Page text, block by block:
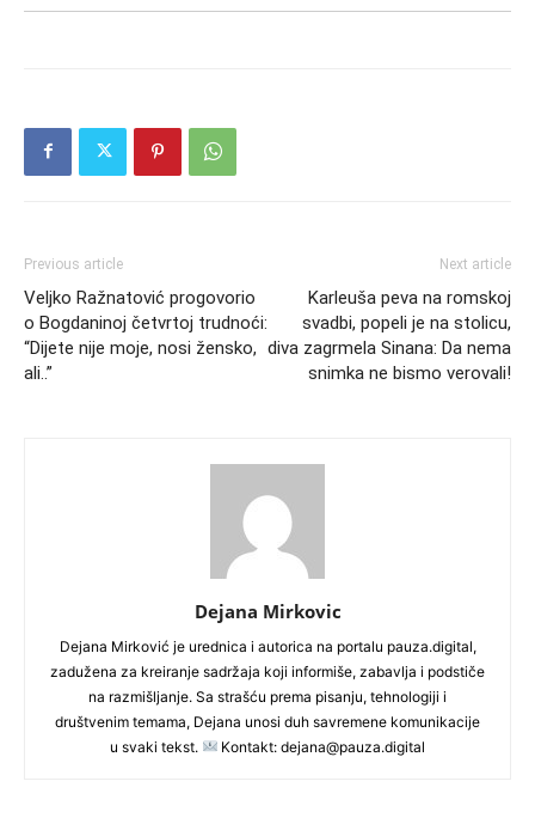
Previous article
Veljko Ražnatović progovorio
o Bogdaninoj četvrtoj trudnoći:
“Dijete nije moje, nosi žensko,
ali..”
Next article
Karleuša peva na romskoj
svadbi, popeli je na stolicu,
diva zagrmela Sinana: Da nema
snimka ne bismo verovali!
Dejana Mirkovic
Dejana Mirković je urednica i autorica na portalu pauza.digital,
zadužena za kreiranje sadržaja koji informiše, zabavlja i podstiče
na razmišljanje. Sa strašću prema pisanju, tehnologiji i
društvenim temama, Dejana unosi duh savremene komunikacije
u svaki tekst.
Kontakt: dejana@pauza.digital